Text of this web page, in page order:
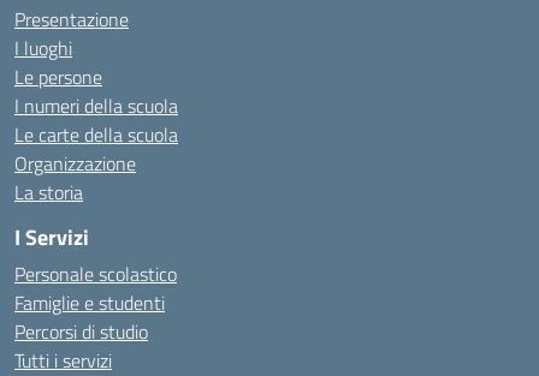
Presentazione
I luoghi
Le persone
I numeri della scuola
Le carte della scuola
Organizzazione
La storia
I Servizi
Personale scolastico
Famiglie e studenti
Percorsi di studio
Tutti i servizi